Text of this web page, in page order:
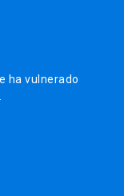
ha vulnerado